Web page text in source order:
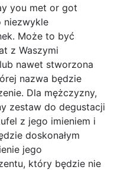
you met or got
niezwykle
Może to być
z Waszymi
nawet stworzona
nazwa będzie
Dla mężczyzny,
zestaw do degustacji
z jego imieniem i
doskonałym
jego
który będzie nie